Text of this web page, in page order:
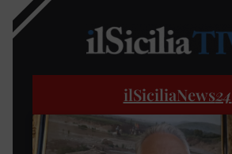
ilSiciliaNews24